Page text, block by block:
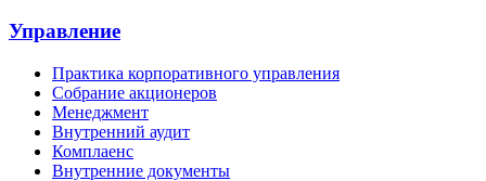
Управление
Практика корпоративного управления
Собрание акционеров
Менеджмент
Внутренний аудит
Комплаенс
Внутренние документы